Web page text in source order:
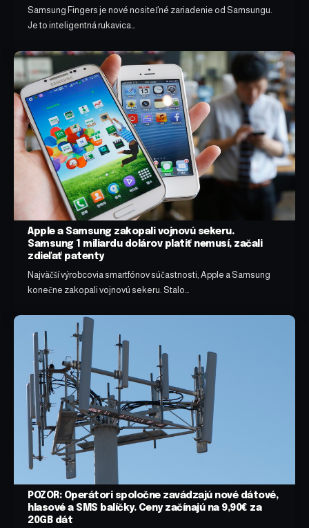
Samsung Fingers je nové nositeľné zariadenie od Samsungu.
Je to inteligentná rukavica…
Apple a Samsung zakopali vojnovú sekeru.
Samsung 1 miliardu dolárov platiť nemusí, začali
zdieľať patenty
Najväčší výrobcovia smartfónov súčastnosti, Apple a Samsung
konečne zakopali vojnovú sekeru. Stalo…
POZOR: Operátori spoločne zavádzajú nové dátové,
hlasové a SMS balíčky. Ceny začínajú na 9,90€ za
20GB dát